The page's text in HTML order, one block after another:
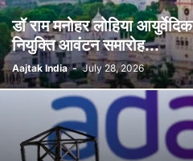
डॉ राम मनोहर लोहिया
नियुक्ति आवंटन समारोह...
Aajtak India - July 28, 2026